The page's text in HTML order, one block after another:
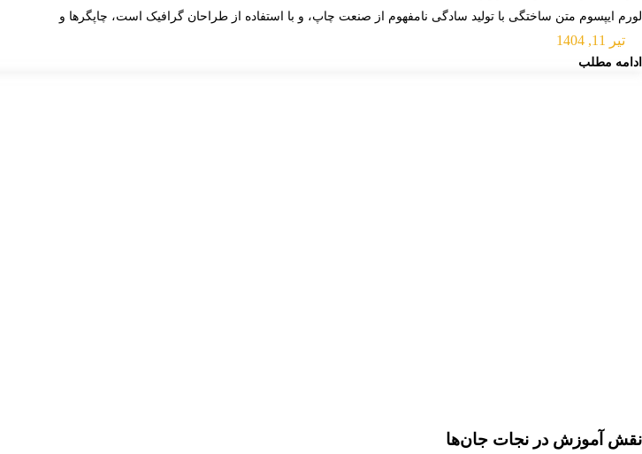
لورم ایپسوم متن ساختگی با تولید سادگی نامفهوم از صنعت چاپ، و با استفاده از طراحان گرافیک است، چاپگرها و
تیر 11, 1404
ادامه مطلب
نقش آموزش در نجات جان‌ها